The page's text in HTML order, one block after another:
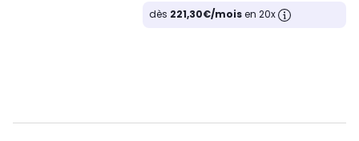
dès 221,30€/moisen 20x